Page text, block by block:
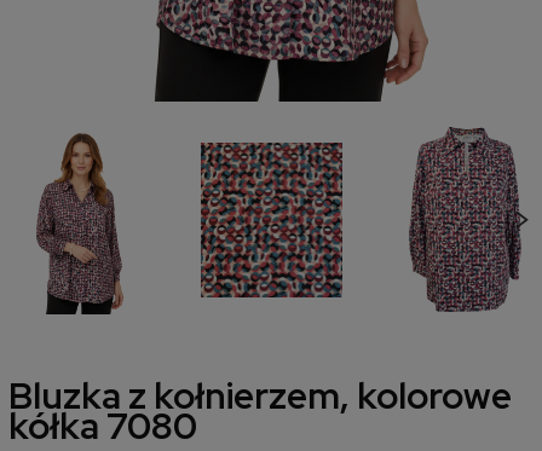
Bluzka z kołnierzem, kolorowe
kółka 7080